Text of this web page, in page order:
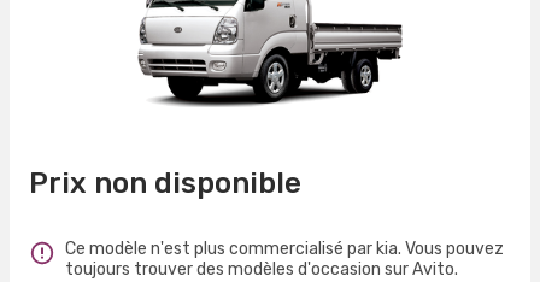
Prix non disponible
Ce modèle n'est plus commercialisé par kia. Vous pouvez
toujours trouver des modèles d'occasion sur Avito.